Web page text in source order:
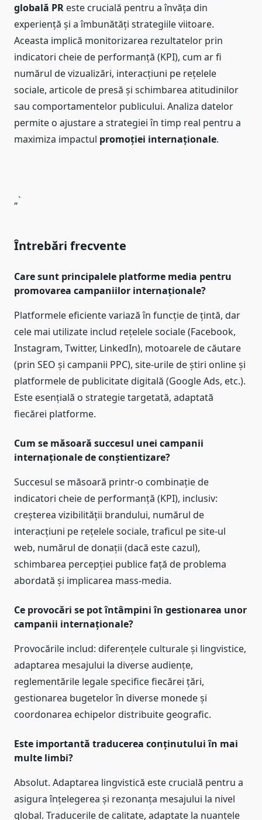
globală PR este crucială pentru a învăța din
experiență și a îmbunătăți strategiile viitoare.
Aceasta implică monitorizarea rezultatelor prin
indicatori cheie de performanță (KPI), cum ar fi
numărul de vizualizări, interacțiuni pe rețelele
sociale, articole de presă și schimbarea atitudinilor
sau comportamentelor publicului. Analiza datelor
permite o ajustare a strategiei în timp real pentru a
maximiza impactul promoției internaționale.
„`
Întrebări frecvente
Care sunt principalele platforme media pentru
promovarea campaniilor internaționale?
Platformele eficiente variază în funcție de țintă, dar
cele mai utilizate includ rețelele sociale (Facebook,
Instagram, Twitter, LinkedIn), motoarele de căutare
(prin SEO și campanii PPC), site-urile de știri online și
platformele de publicitate digitală (Google Ads, etc.).
Este esențială o strategie targetată, adaptată
fiecărei platforme.
Cum se măsoară succesul unei campanii
internaționale de conștientizare?
Succesul se măsoară printr-o combinație de
indicatori cheie de performanță (KPI), inclusiv:
creșterea vizibilității brandului, numărul de
interacțiuni pe rețelele sociale, traficul pe site-ul
web, numărul de donații (dacă este cazul),
schimbarea percepției publice față de problema
abordată și implicarea mass-media.
Ce provocări se pot întâmpini în gestionarea unor
campanii internaționale?
Provocările includ: diferențele culturale și lingvistice,
adaptarea mesajului la diverse audiențe,
reglementările legale specifice fiecărei țări,
gestionarea bugetelor în diverse monede și
coordonarea echipelor distribuite geografic.
Este importantă traducerea conținutului în mai
multe limbi?
Absolut. Adaptarea lingvistică este crucială pentru a
asigura înțelegerea și rezonanța mesajului la nivel
global. Traducerile de calitate, adaptate la nuanțele